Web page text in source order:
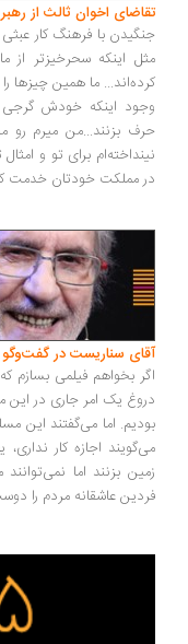
اخوان ثالث از رهبر
با فرهنگ کار عبثی است...
اینکه سحرخیزتر از ما
ما همین چیزها را
اینکه خودش گرجی بود،
بزنند...من میرم رو
برای تو و امثال تو
مملکت خودتان خدمت کنید...
سناریست در گفت‌وگو با
بخواهم فیلمی بسازم که
یک امر جاری در این مملکت
اما می‌گفتند این مسلمان
اجازه کار نداری، یعنی
بزنند اما نمی‌توانند من
عاشقانه مردم را دوست